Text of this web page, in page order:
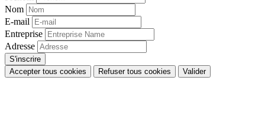
Nom
E-mail
Entreprise
Adresse
Accepter tous cookies Refuser tous cookies Valider